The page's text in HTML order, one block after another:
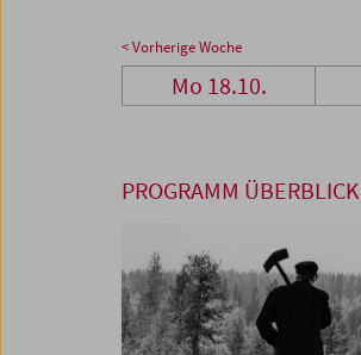
< Vorherige Woche
Mo 18.10.
PROGRAMM ÜBERBLICK